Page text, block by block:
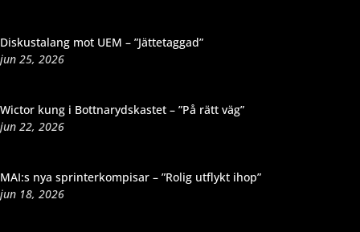
Diskustalang mot UEM – ”Jättetaggad”
jun 25, 2026
Wictor kung i Bottnarydskastet – ”På rätt väg”
jun 22, 2026
MAI:s nya sprinterkompisar – ”Rolig utflykt ihop”
jun 18, 2026